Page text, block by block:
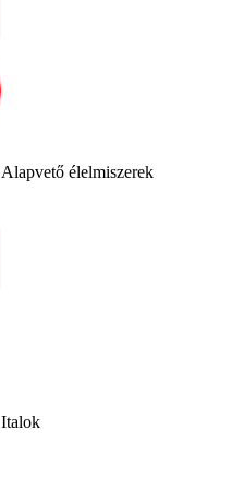
Alapvető élelmiszerek
Italok